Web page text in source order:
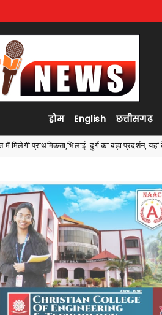
होम English छत्तीसगढ़
का बड़ा प्रदर्शन, यहां के 50 से अधिक खिलाड़ी शामिल